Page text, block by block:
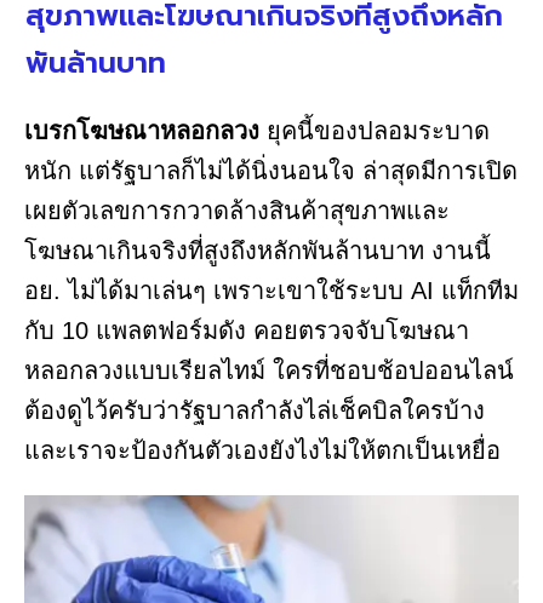
สุขภาพและโฆษณาเกินจริงที่สูงถึงหลัก
พันล้านบาท
เบรกโฆษณาหลอกลวง ยุคนี้ของปลอมระบาด
หนัก แต่รัฐบาลก็ไม่ได้นิ่งนอนใจ ล่าสุดมีการเปิด
เผยตัวเลขการกวาดล้างสินค้าสุขภาพและ
โฆษณาเกินจริงที่สูงถึงหลักพันล้านบาท งานนี้
อย. ไม่ได้มาเล่นๆ เพราะเขาใช้ระบบ AI แท็กทีม
กับ 10 แพลตฟอร์มดัง คอยตรวจจับโฆษณา
หลอกลวงแบบเรียลไทม์ ใครที่ชอบช้อปออนไลน์
ต้องดูไว้ครับว่ารัฐบาลกำลังไล่เช็คบิลใครบ้าง
และเราจะป้องกันตัวเองยังไงไม่ให้ตกเป็นเหยื่อ